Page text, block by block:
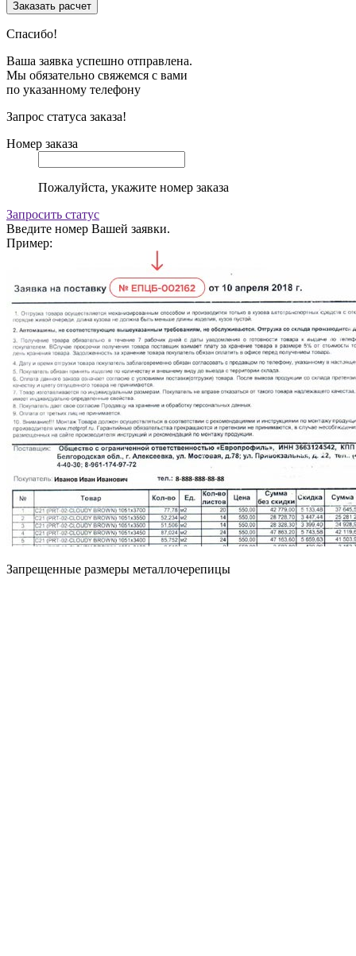
Спасибо!
Ваша заявка успешно отправлена.
Мы обязательно свяжемся с вами
по указанному телефону
Запрос статуса заказа!
Номер заказа
Пожалуйста, укажите номер заказа
Запросить статус
Введите номер Вашей заявки.
Пример:
Запрещенные размеры металлочерепицы